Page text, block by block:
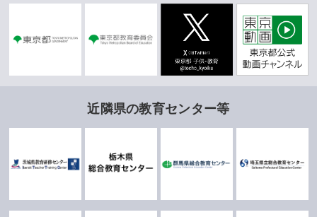
近隣県の教育センター等